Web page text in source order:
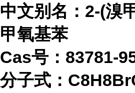
中文别名： 2-(溴
甲氧基苯
Cas号：83781-
分子式：